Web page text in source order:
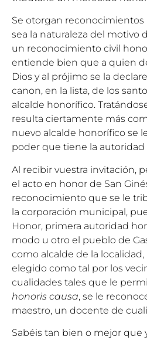
Se otorgan reconocimientos
sea la naturaleza del motivo
un reconocimiento civil
entiende bien que a quien
Dios y al prójimo se la
canon, en la lista, de los
alcalde honorífico.
resulta ciertamente más
nuevo alcalde honorífico se
poder que tiene la autoridad
Al recibir vuestra invitación,
el acto en honor de San
reconocimiento que se le
la corporación municipal,
Honor, primera autoridad
modo u otro el pueblo de
como alcalde de la
elegido como tal por los
cualidades tales que le
honoris causa, se le
maestro, un docente de
Sabéis tan bien o mejor que